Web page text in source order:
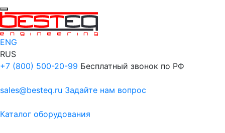
ENG
RUS
+7 (800) 500-20-99 Бесплатный звонок по РФ
sales@besteq.ru Задайте нам вопрос
Каталог оборудования